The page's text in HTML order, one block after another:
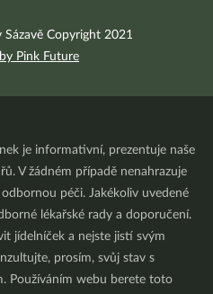
Copyright 2021
Pink Future
je informativní, prezentuje naše
V žádném případě nenahrazuje
péči. Jakékoliv uvedené
lékařské rady a doporučení.
jídelníček a nejste jistí svým
prosím, svůj stav s
Používáním webu berete toto